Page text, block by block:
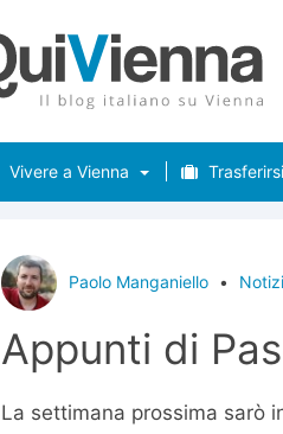
Vivere a Vienna
Paolo Manganiello •
Appunti di
La settimana prossima sarò